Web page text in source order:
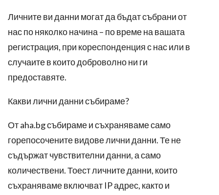
Личните ви данни могат да бъдат събрани от
нас по няколко начина – по време на вашата
регистрация, при кореспонденция с нас или в
случаите в които доброволно ни ги
предоставяте.
Какви лични данни събираме?
Отaha.bgсъбираме и съхраняваме само
горепосочените видове лични данни. Те не
съдържат чувствителни данни, а само
количествени. Тоест личните данни, които
съхраняваме включват IPадрес, както и